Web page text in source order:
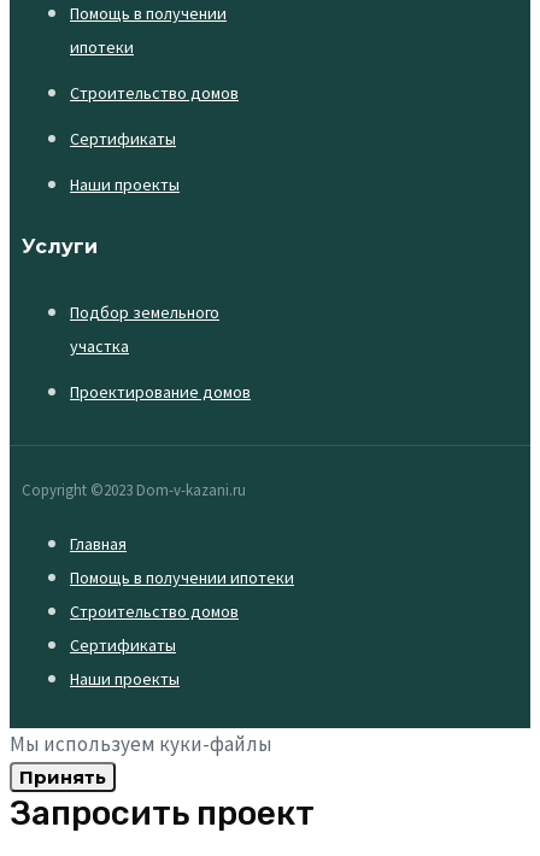
Помощь в получении
ипотеки
Строительство домов
Сертификаты
Наши проекты
Услуги
Подбор земельного
участка
Проектирование домов
Copyright ©2023 Dom-v-kazani.ru
Главная
Помощь в получении ипотеки
Строительство домов
Сертификаты
Наши проекты
Мы используем куки-файлы
Принять
Запросить проект